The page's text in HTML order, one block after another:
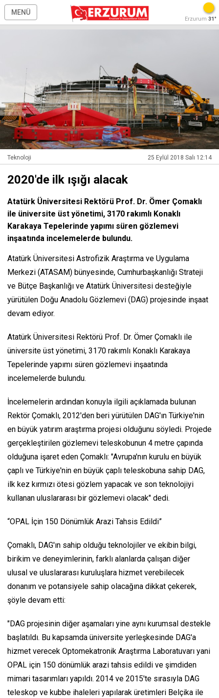
MENÜ
Erzurum 31°
Teknoloji 25 Eylül 2018 Salı 12:14
2020'de ilk ışığı alacak
Atatürk Üniversitesi Rektörü Prof. Dr. Ömer Çomaklı
ile üniversite üst yönetimi, 3170 rakımlı Konaklı
Karakaya Tepelerinde yapımı süren gözlemevi
inşaatında incelemelerde bulundu.
Atatürk Üniversitesi Astrofizik Araştırma ve Uygulama
Merkezi (ATASAM) bünyesinde, Cumhurbaşkanlığı Strateji
ve Bütçe Başkanlığı ve Atatürk Üniversitesi desteğiyle
yürütülen Doğu Anadolu Gözlemevi (DAG) projesinde inşaat
devam ediyor.
Atatürk Üniversitesi Rektörü Prof. Dr. Ömer Çomaklı ile
üniversite üst yönetimi, 3170 rakımlı Konaklı Karakaya
Tepelerinde yapımı süren gözlemevi inşaatında
incelemelerde bulundu.
İncelemelerin ardından konuyla ilgili açıklamada bulunan
Rektör Çomaklı, 2012'den beri yürütülen DAG'ın Türkiye'nin
en büyük yatırım araştırma projesi olduğunu söyledi. Projede
gerçekleştirilen gözlemevi teleskobunun 4 metre çapında
olduğuna işaret eden Çomaklı: "Avrupa'nın kurulu en büyük
çaplı ve Türkiye'nin en büyük çaplı teleskobuna sahip DAG,
ilk kez kırmızı ötesi gözlem yapacak ve son teknolojiyi
kullanan uluslararası bir gözlemevi olacak" dedi.
“OPAL İçin 150 Dönümlük Arazi Tahsis Edildi”
Çomaklı, DAG'ın sahip olduğu teknolojiler ve ekibin bilgi,
birikim ve deneyimlerinin, farklı alanlarda çalışan diğer
ulusal ve uluslararası kuruluşlara hizmet verebilecek
donanım ve potansiyele sahip olacağına dikkat çekerek,
şöyle devam etti:
"DAG projesinin diğer aşamaları yine aynı kurumsal destekle
başlatıldı. Bu kapsamda üniversite yerleşkesinde DAG'a
hizmet verecek Optomekatronik Araştırma Laboratuvarı yani
OPAL için 150 dönümlük arazi tahsis edildi ve şimdiden
mimari tasarımları yapıldı. 2014 ve 2015'te sırasıyla DAG
teleskop ve kubbe ihaleleri yapılarak üretimleri Belçika ile